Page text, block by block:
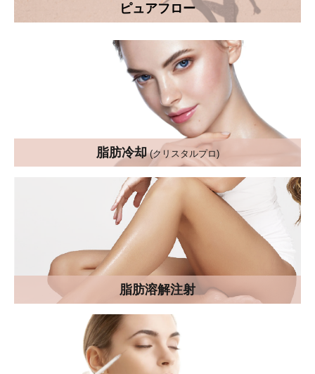
ピュアフロー
脂肪冷却 (クリスタルプロ)
脂肪溶解注射